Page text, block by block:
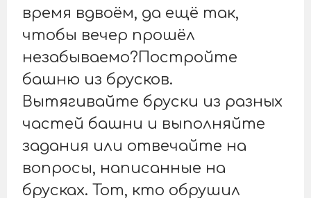
время вдвоём, да ещё так,
чтобы вечер прошёл
незабываемо?Постройте
башню из брусков.
Вытягивайте бруски из разных
частей башни и выполняйте
задания или отвечайте на
вопросы, написанные на
брусках. Тот, кто обрушил